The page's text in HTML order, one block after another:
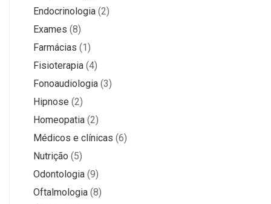
Endocrinologia (2)
Exames (8)
Farmácias (1)
Fisioterapia (4)
Fonoaudiologia (3)
Hipnose (2)
Homeopatia (2)
Médicos e clínicas (6)
Nutrição (5)
Odontologia (9)
Oftalmologia (8)